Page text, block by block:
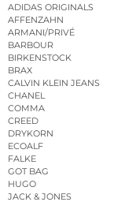
ADIDAS ORIGINALS
AFFENZAHN
ARMANI/PRIVÉ
BARBOUR
BIRKENSTOCK
BRAX
CALVIN KLEIN JEANS
CHANEL
COMMA
CREED
DRYKORN
ECOALF
FALKE
GOT BAG
HUGO
JACK & JONES